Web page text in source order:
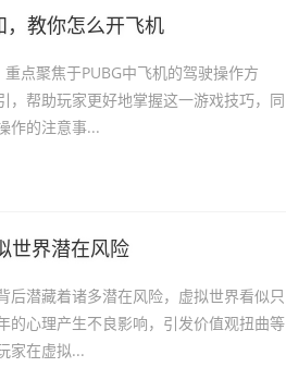
，教你怎么开飞机
点聚焦于PUBG中飞机的驾驶操作方
，帮助玩家更好地掌握这一游戏技巧，同
作的注意事...
世界潜在风险
潜藏着诸多潜在风险，虚拟世界看似只
的心理产生不良影响，引发价值观扭曲等
家在虚拟...